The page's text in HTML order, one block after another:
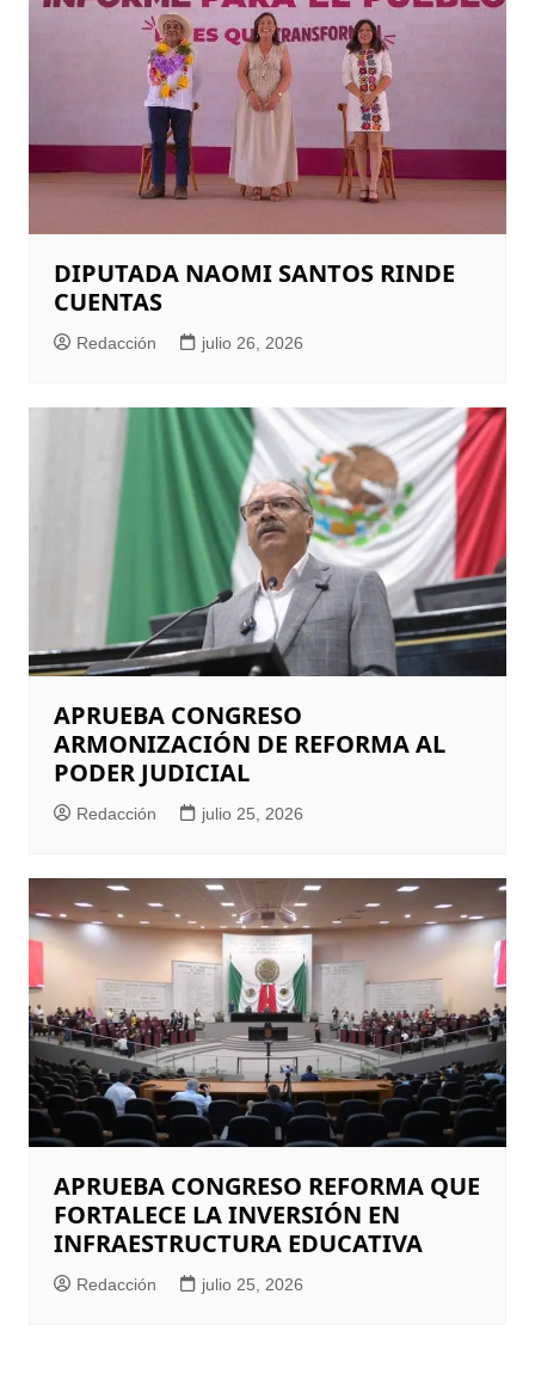
DIPUTADA NAOMI SANTOS RINDE
CUENTAS
Redacción julio 26, 2026
APRUEBA CONGRESO
ARMONIZACIÓN DE REFORMA AL
PODER JUDICIAL
Redacción julio 25, 2026
APRUEBA CONGRESO REFORMA QUE
FORTALECE LA INVERSIÓN EN
INFRAESTRUCTURA EDUCATIVA
Redacción julio 25, 2026